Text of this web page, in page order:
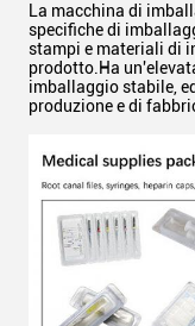
La macchina di
specifiche di
stampi e materiali di
prodotto.Ha
imballaggio stabile,
produzione e di